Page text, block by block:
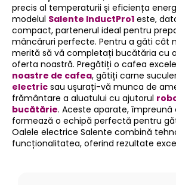
r
i
l
o
r
precis al temperaturii și eficiența
modelul Salente InductPro1 este,
compact, partenerul ideal pentru
mâncăruri perfecte. Pentru a găti cât
merită să vă completați bucătăria cu
oferta noastră. Pregătiți o cafea
noastre de cafea, gătiți carne
electric sau ușurați-vă munca de
frământare a aluatului cu ajutorul
bucătărie. Aceste aparate, împreună
formează o echipă perfectă pentru
Oalele electrice Salente combină
funcționalitatea, oferind rezultate